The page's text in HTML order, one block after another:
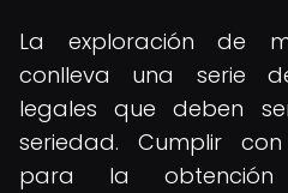
La exploración de
conlleva una serie
legales que deben
seriedad. Cumplir
para la